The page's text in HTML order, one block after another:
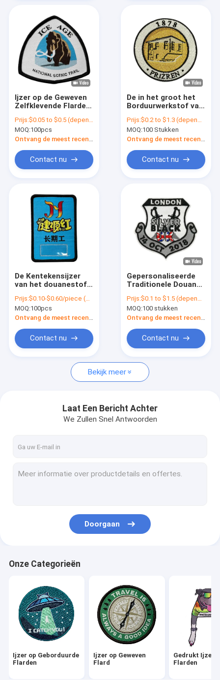
Producten
Over ons
Fabrieksreis
nieuws
Alle Gevallen
Ijzer op Geborduurde Flarden
Gedrukt Ijzer op Flarden
Douane Geborduurde Flarden
De Flarden van de kleurstofsublimatie
Geweven Zeer belangrijke Ketting
De Zeer belangrijke Kettingen van pvc
Textielmarkeringenetiketten
Het Rubberflard van pvc
Ijzer op de Geweven
Zelfklevende Flarden
Friendly Handmade
voor Kleren
Prijs:$0.05 to $0.5 (depends on the design and order quantity)
MOQ:100pcs
Ontvang de meest recente Prijs
Contact nu
De in het groot het
Borduurwerkstof van
Ijzer op Gedeeltelijke
Wasbaar van
Kledingstukpantone
Prijs:$0.2 to $1.3 (depends on the design and order quantity)
MOQ:100 Stukken
Ontvang de meest recente Prijs
Contact nu
De Kentekensijzer
van het douanestof
Kleding Geweven
Flard
Prijs:$0.10-$0.60/piece (depends on the design and order quantity)
MOQ:100pcs
Ontvang de meest recente Prijs
Contact nu
Gepersonaliseerde
Traditionele Douane
voor Kleren/GLB
Prijs:$0.1 to $1.5 (depends on the design and order quantity)
MOQ:100 stukken
Ontvang de meest recente Prijs
Contact nu
Bekijk meer
Laat Een Bericht Achter
We Zullen Snel Antwoorden
Doorgaan
Onze Categorieën
Ijzer op Geborduurde
Flarden
Ijzer op Geweven
Flard
Gedrukt Ijzer
Flarden